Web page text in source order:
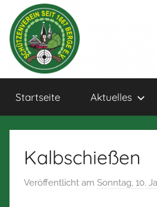
Inhalt
springen
Berge
und
Bogensport
für
Startseite Aktuelles
Kalbschießen
Veröffentlicht am Sonntag, 10.